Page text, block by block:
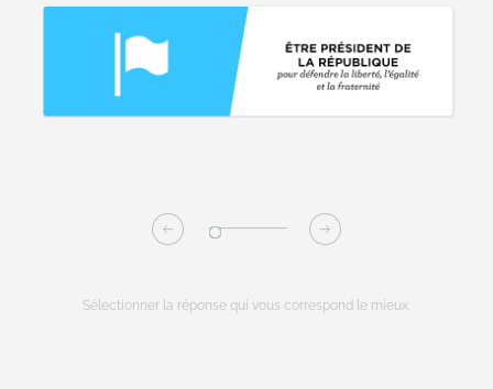
Sélectionner la réponse qui vous correspond le mieux.